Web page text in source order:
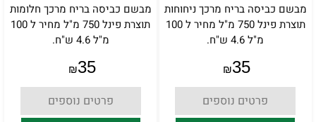
מבשם כביסה בריח מרכך ניחוחות
תוצרת פינל 750 מ"ל מחיר ל 100
מ"ל 4.6 ש"ח.
₪35
פרטים נוספים
מבשם כביסה בריח מרכך חלומות
תוצרת פינל 750 מ"ל מחיר ל 100
מ"ל 4.6 ש"ח.
₪35
פרטים נוספים